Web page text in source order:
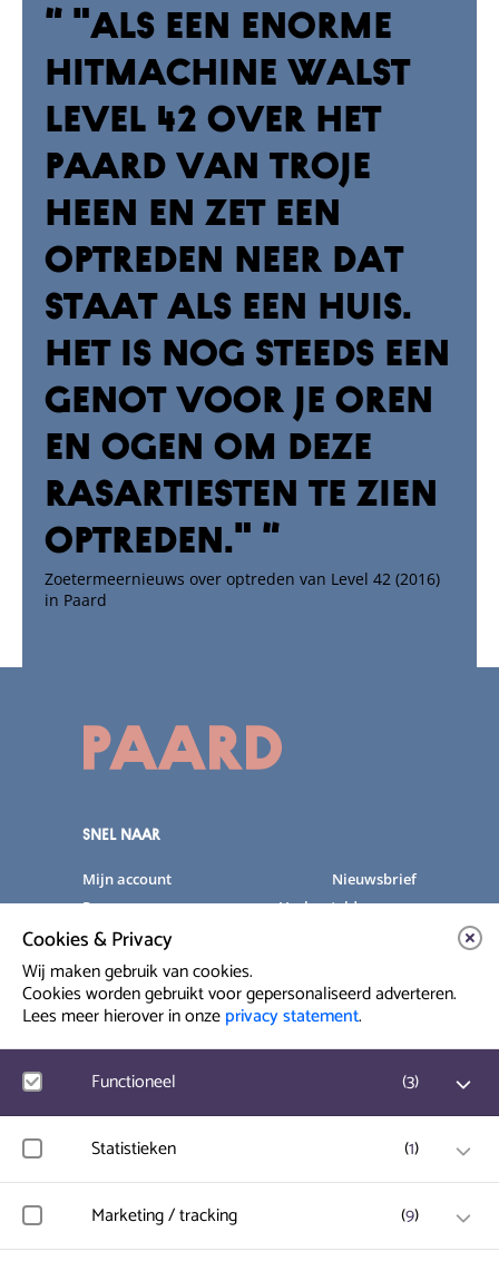
“ "Als een enorme
hitmachine walst
Level 42 over het
Paard van Troje
heen en zet een
optreden neer dat
staat als een huis.
Het is nog steeds een
genot voor je oren
en ogen om deze
rasartiesten te zien
Zoetermeernieuws over optreden van Level 42 (2016)
in Paard
SNEL NAAR
Mijn account
Nieuwsbrief
Programma
Veelgestelde vragen
Partners & Sponsoren
Artiesten info
Prinsegracht 12
info@paard.nl
070 750 34 34
Cookies & Privacy
Wij maken gebruik van cookies.
Cookies worden gebruikt voor gepersonaliseerd adverteren.
Lees meer hierover in onzeprivacy statement.
Functioneel (3)
Google Analytics
gemeten en gebruikersgegevens worden anoniem
verzameld.
Statistieken (1)
Hotjar
optimalisatie van de website.
Marketing / tracking (9)